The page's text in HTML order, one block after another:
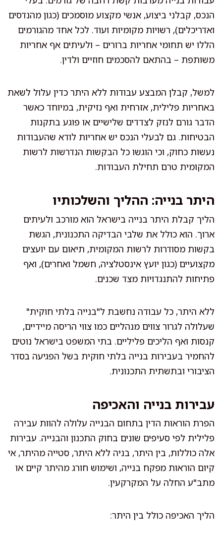
הנכס, קבלני ביצוע, אנשי מקצוע מוסמכים (כגון מהנדסים
ואדריכלים), רשויות מקומיות ועוד. לכל אחד מהגורמים
הללו יש תחומי אחריות ברורים – ולעיתים אף אחריות
משותפת – בהתאם להסכמים חוזיים ולדין.
למשל, קבלן המבצע עבודות ללא היתר כדין עלול לשאת
באחריות פלילית, אזרחית ואף נזיקית, במיוחד כאשר
הדבר גורם לנזק לצדדים שלישיים או פוגע בתקנות
הבטיחות. גם לבעלי הנכס יש אחריות לודא שהעבודות
נעשות כחוק, וכי הוגשו כל הבקשות הנדרשות לרשות
המקומית טרם תחילת העבודות.
היתר בנייה: ההליך והשלכותיו
הליך קבלת היתר בנייה בישראל הוא מורכב ולעיתים
ארוך. הוא כולל את שלבי הבדיקה התכנונית, הגשת
בקשות מסודרות לרשות המקומית, תיאום עם יועצים
מקצועיים (כגון יועץ אינסטלציה, חשמל ואחרים), ואף
פתיחות להתנגדויות מצד שכנים.
ללא היתר, כל עבודה נחשבת ל"בנייה בלתי חוקית"
שעלולה לגרור צווים מנהליים כמו צווי הריסה מיידיים,
קנסות ואף הליכים פליליים. בתי המשפט בישראל נוטים
להחמיר בעבירות בנייה בלתי חוקית בשל הפגיעה בסדר
הציבורי ובתשתית התכנונית.
עבירות בנייה והאכיפה
הפרת הוראות הדין בתחום הבנייה עלולה להוות עבירה
פלילית לפי סעיפים שונים בחוק התכנון והבנייה. עבירות
אלה כוללות, בין היתר, בניה ללא היתר, סטייה מהיתר, אי
קיום הוראות מפקח בנייה, ושימוש חורג מהיתר קיים או
מתב"ע החלה על המקרקעין.
הליך האכיפה כולל בין היתר: